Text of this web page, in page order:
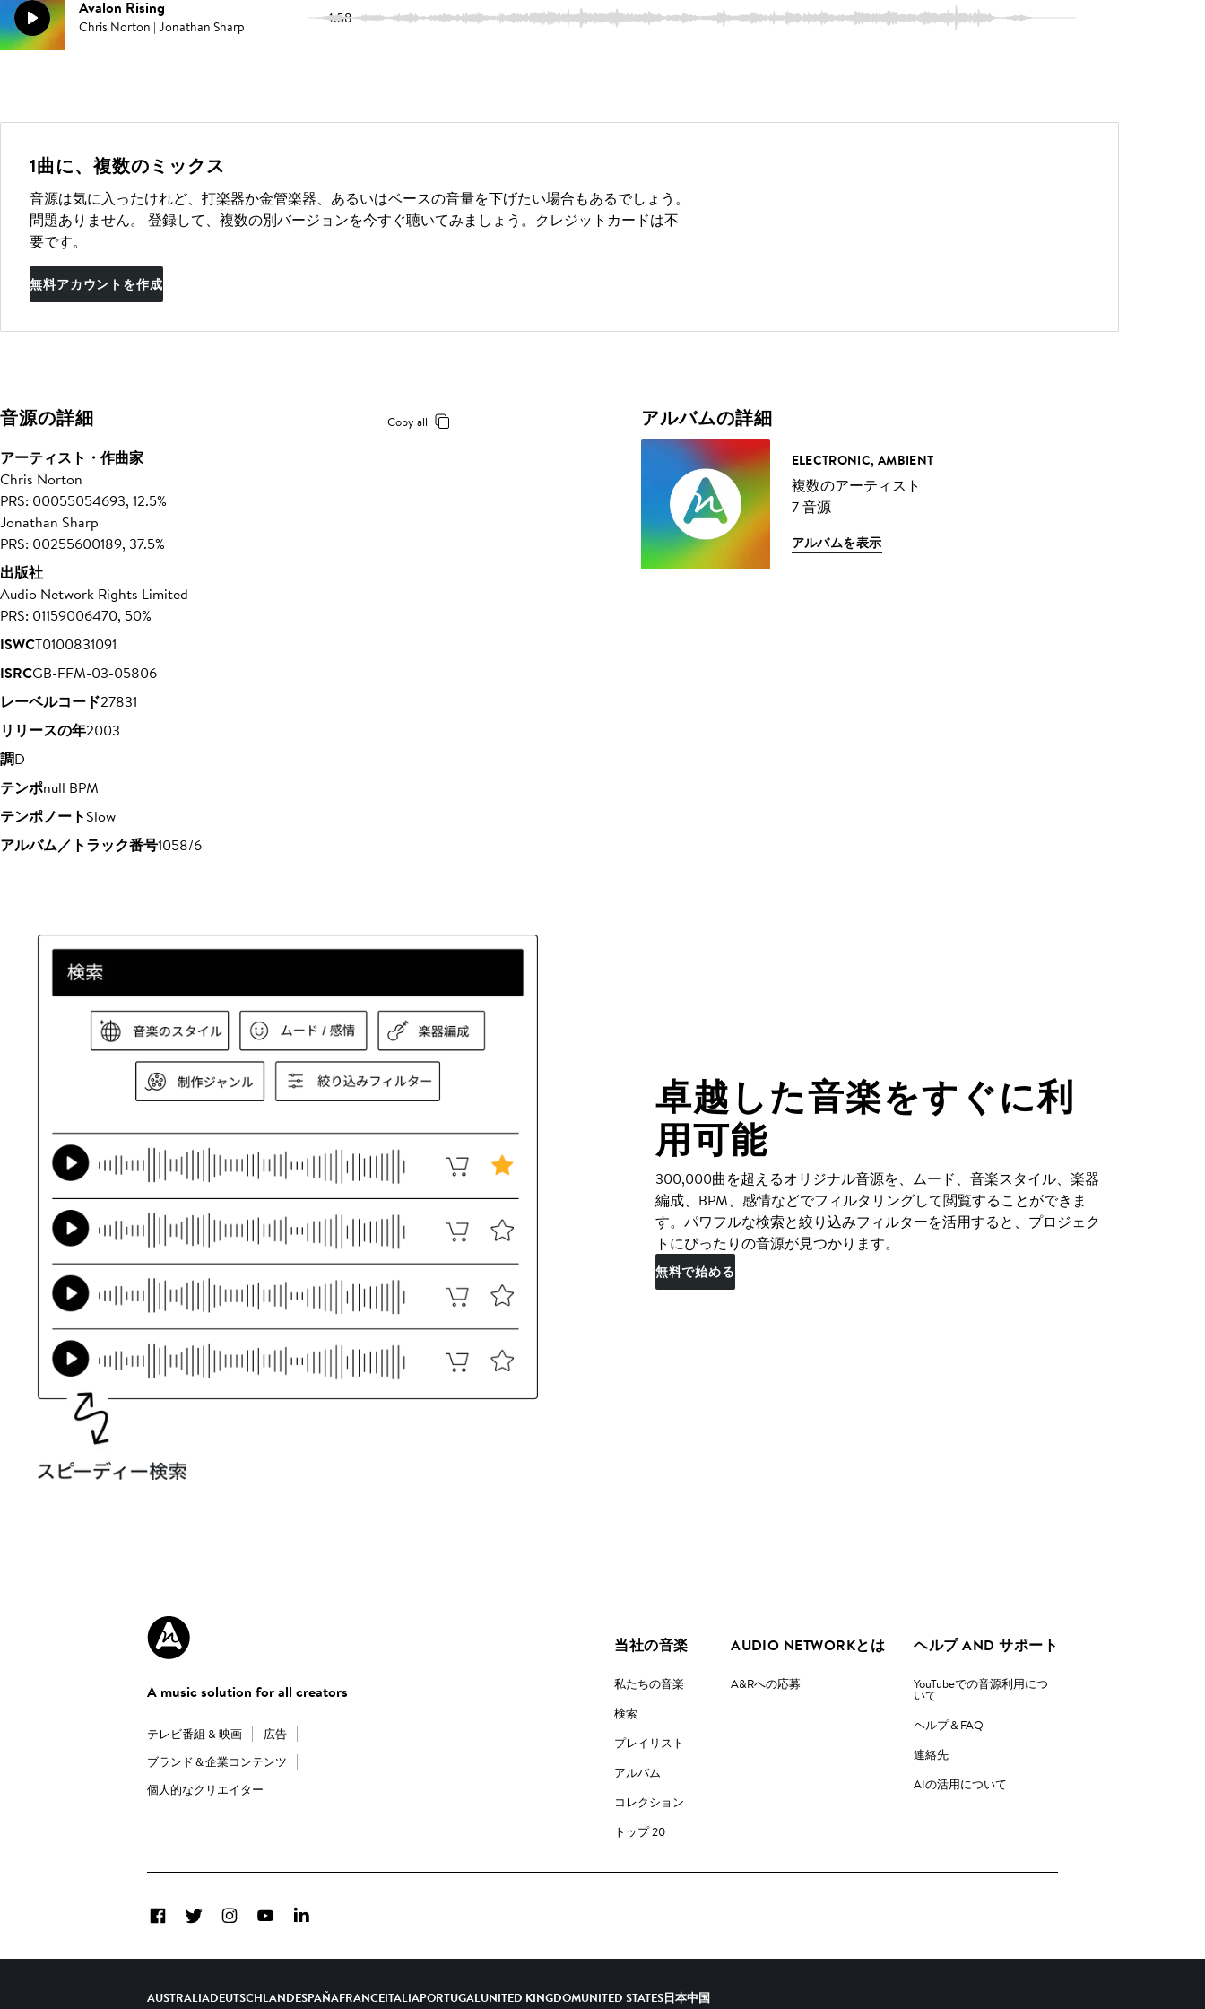
Avalon Rising
Chris Norton | Jonathan Sharp 1:58
1曲に、複数のミックス
音源は気に入ったけれど、打楽器か金管楽器、あるいはベースの音量を下げたい場合もあるでしょう。
問題ありません。 登録して、複数の別バージョンを今すぐ聴いてみましょう。クレジットカードは不
要です。
無料アカウントを作成
音源の詳細 Copy all
アーティスト・作曲家
Chris Norton
PRS: 00055054693, 12.5%
Jonathan Sharp
PRS: 00255600189, 37.5%
出版社
Audio Network Rights Limited
PRS: 01159006470, 50%
ISWCT0100831091
ISRCGB-FFM-03-05806
レーベルコード27831
リリースの年2003
調D
テンポnull BPM
テンポノートSlow
アルバム／トラック番号1058/6
アルバムの詳細
ELECTRONIC, AMBIENT
複数のアーティスト
7 音源
アルバムを表示
卓越した音楽をすぐに利
用可能
300,000曲を超えるオリジナル音源を、ムード、音楽スタイル、楽器
編成、BPM、感情などでフィルタリングして閲覧することができま
す。パワフルな検索と絞り込みフィルターを活用すると、プロジェク
トにぴったりの音源が見つかります。
無料で始める
A music solution for all creators
テレビ番組 & 映画
広告
ブランド＆企業コンテンツ
個人的なクリエイター
当社の音楽
私たちの音楽
検索
プレイリスト
アルバム
コレクション
トップ 20
AUDIO NETWORKとは
A&Rへの応募
ヘルプ AND サポート
YouTubeでの音源利用につ
いて
ヘルプ＆FAQ
連絡先
AIの活用について
FacebookTwitterInstagramYouTubeLinkedIn
AUSTRALIADEUTSCHLANDESPAÑAFRANCEITALIAPORTUGALUNITED KINGDOMUNITED STATES日本中国